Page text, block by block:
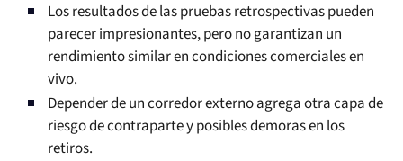
Los resultados de las pruebas retrospectivas pueden
parecer impresionantes, pero no garantizan un
rendimiento similar en condiciones comerciales en
vivo.
Depender de un corredor externo agrega otra capa de
riesgo de contraparte y posibles demoras en los
retiros.